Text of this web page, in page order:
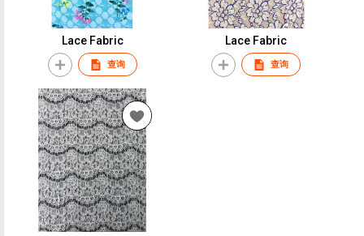
Lace Fabric
查询
Lace Fabric
查询